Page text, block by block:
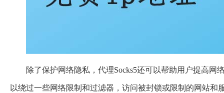
除了保护网络隐私，代理Socks5还可以帮助用户提高
以绕过一些网络限制和过滤器，访问被封锁或限制的网站